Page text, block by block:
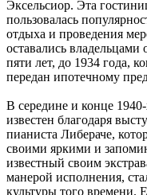
Эксельсиор. Эта
пользовалась
отдыха и проведения
оставались владельцами
пяти лет, до 1934 года,
передан ипотечному
В середине и конце
известен благодаря
пианиста Либераче,
своими яркими и
известный своим
манерой исполнения,
культуры того времени.